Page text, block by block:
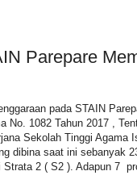
Parepare
pada STAIN
No. 1082 Tahun 2017 ,
Sekolah Tinggi Agama
dibina saat ini sebanyak
2 ( S2 ). Adapun 7